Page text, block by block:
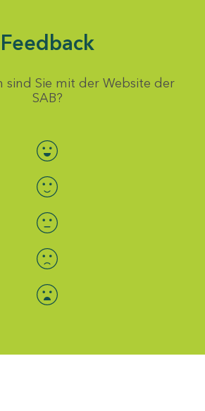
Feedback
sind Sie mit der Website der
SAB?
Bewertung auswählen